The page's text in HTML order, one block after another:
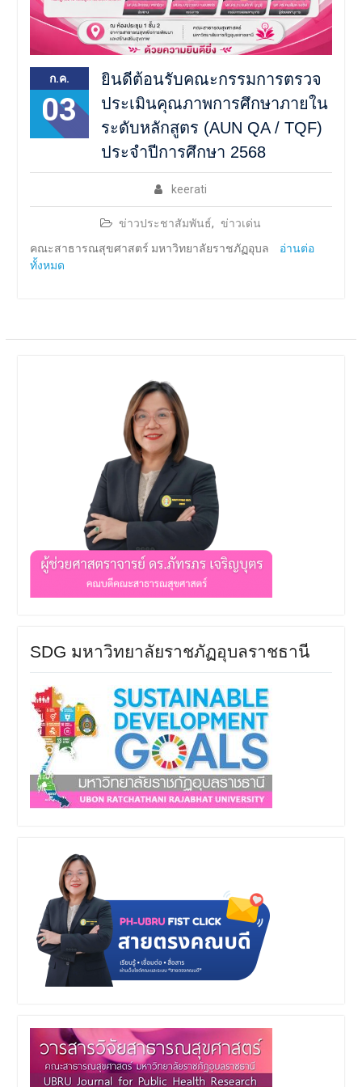
ก.ค.
03
ยินดีต้อนรับคณะกรรมการตรวจ
ประเมินคุณภาพการศึกษาภายใน
ระดับหลักสูตร (AUN QA / TQF)
ประจำปีการศึกษา 2568
keerati
ข่าวประชาสัมพันธ์, ข่าวเด่น
คณะสาธารณสุขศาสตร์ มหาวิทยาลัยราชภัฏอุบล
อ่านต่อ
ทั้งหมด
SDG มหาวิทยาลัยราชภัฏอุบลราชธานี